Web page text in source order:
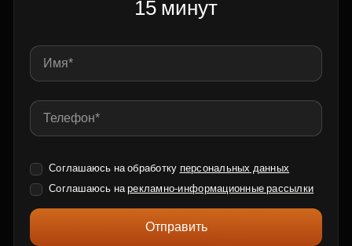
15 минут
Соглашаюсь на обработку персональных данных
Соглашаюсь нарекламно-информационные рассылки
Отправить